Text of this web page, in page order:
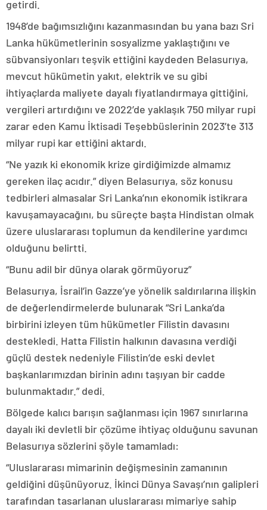
getirdi.
1948’de bağımsızlığını kazanmasından bu yana bazı Sri
Lanka hükümetlerinin sosyalizme yaklaştığını ve
sübvansiyonları teşvik ettiğini kaydeden Belasurıya,
mevcut hükümetin yakıt, elektrik ve su gibi
ihtiyaçlarda maliyete dayalı fiyatlandırmaya gittiğini,
vergileri artırdığını ve 2022’de yaklaşık 750 milyar rupi
zarar eden Kamu İktisadi Teşebbüslerinin 2023’te 313
milyar rupi kar ettiğini aktardı.
“Ne yazık ki ekonomik krize girdiğimizde almamız
gereken ilaç acıdır.” diyen Belasurıya, söz konusu
tedbirleri almasalar Sri Lanka’nın ekonomik istikrara
kavuşamayacağını, bu süreçte başta Hindistan olmak
üzere uluslararası toplumun da kendilerine yardımcı
olduğunu belirtti.
“Bunu adil bir dünya olarak görmüyoruz”
Belasurıya, İsrail’in Gazze’ye yönelik saldırılarına ilişkin
de değerlendirmelerde bulunarak “Sri Lanka’da
birbirini izleyen tüm hükümetler Filistin davasını
destekledi. Hatta Filistin halkının davasına verdiği
güçlü destek nedeniyle Filistin’de eski devlet
başkanlarımızdan birinin adını taşıyan bir cadde
bulunmaktadır.” dedi.
Bölgede kalıcı barışın sağlanması için 1967 sınırlarına
dayalı iki devletli bir çözüme ihtiyaç olduğunu savunan
Belasurıya sözlerini şöyle tamamladı:
“Uluslararası mimarinin değişmesinin zamanının
geldiğini düşünüyoruz. İkinci Dünya Savaşı’nın galipleri
tarafından tasarlanan uluslararası mimariye sahip